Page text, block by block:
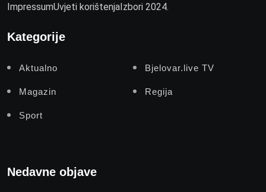
ImpressumUvjeti korištenjaIzbori 2024.
Kategorije
Aktualno Bjelovar.live TV
Magazin Regija
Sport
Nedavne objave